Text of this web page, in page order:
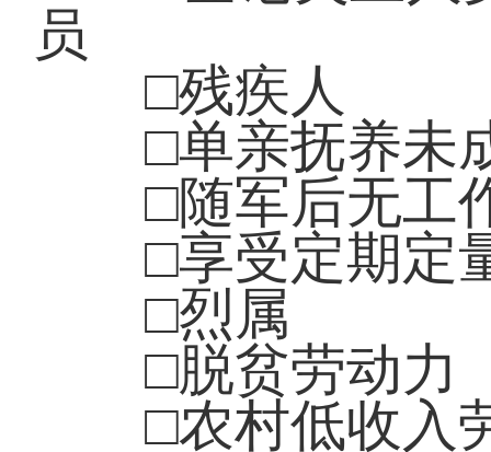
员
□残疾人
□单亲抚养未
□随军后无工
□享受定期定量
□烈属
□脱贫劳动力
□农村低收入